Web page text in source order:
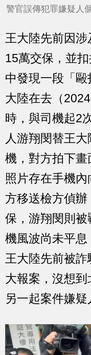
警官誤傳犯罪嫌疑人
王大陸先前因
15萬交保，並
中發現一段「
大陸在去（
時，與司機起2
人游翔閔替王
機，對方拍下
照片存在手機
方移送檢方偵
保，游翔閔則被
機風波尚未平息
王大陸先前被詐
大報案，沒想
另一起案件嫌疑